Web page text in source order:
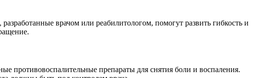
врачом или реабилитологом, помогут развить гибкость и
противовоспалительные препараты для снятия боли и воспаления.